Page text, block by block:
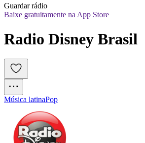
Guardar rádio
Baixe gratuitamente na App Store
Radio Disney Brasil
Música latinaPop